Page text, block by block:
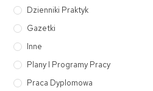
Dzienniki Praktyk
Gazetki
Inne
Plany I Programy Pracy
Praca Dyplomowa